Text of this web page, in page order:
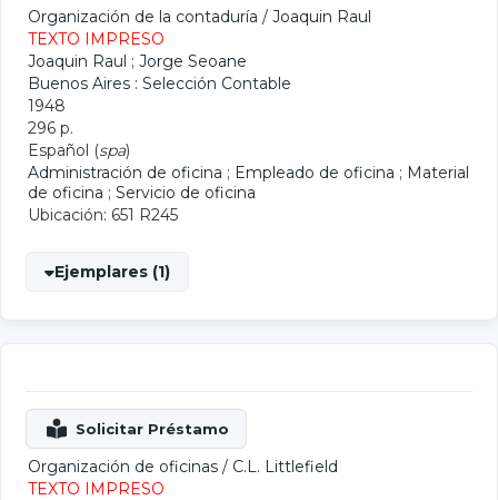
Organización de la contaduría / Joaquin Raul
TEXTO IMPRESO
Joaquin Raul ; Jorge Seoane
Buenos Aires : Selección Contable
1948
296 p.
Español (spa)
Administración de oficina ; Empleado de oficina ; Material
de oficina ; Servicio de oficina
Ubicación: 651 R245
Ejemplares (1)
Organización de oficinas / C.L. Littlefield
TEXTO IMPRESO